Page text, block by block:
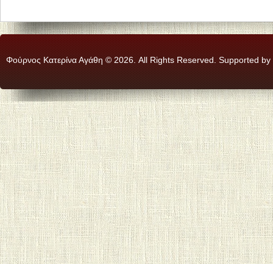
Φούρνος Κατερίνα Αγάθη © 2026. All Rights Reserved. Supported by